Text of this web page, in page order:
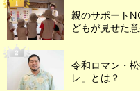
親のサポート
どもが見せた
令和ロマン・
レ」とは？